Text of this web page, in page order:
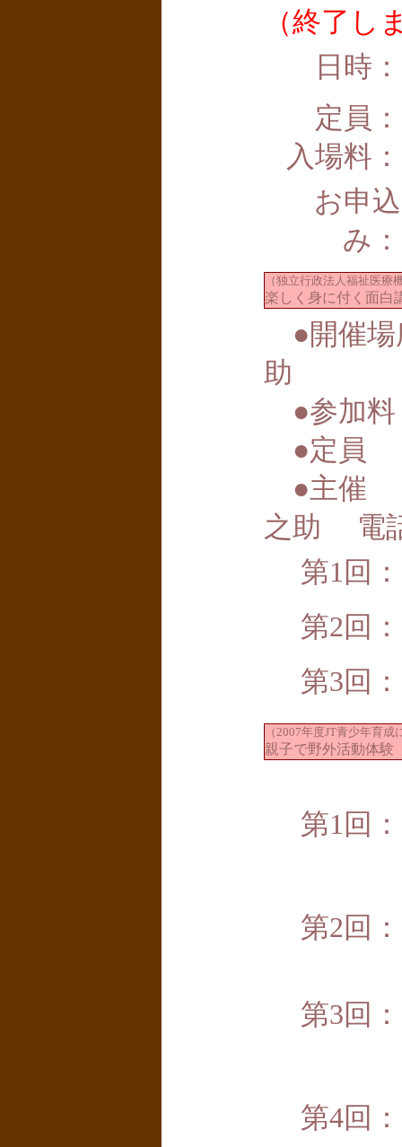
（終了し
日時：
定員：
入場料：
お申込
み：
（独立行政法人福祉医
楽しく身に付く面白
●開催場
助
●参加
●定員
●主催
之助 電話
第1回：
第2回：
第3回：
（2007年度JT青少年育
親子で野外活動
第1回：
第2回：
第3回：
第4回：